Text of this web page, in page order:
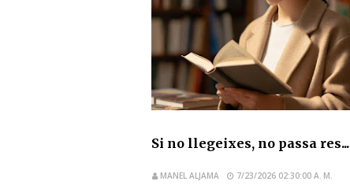
Si no llegeixes, no passa res...
MANEL ALJAMA 7/23/2026 02:30:00 A. M.